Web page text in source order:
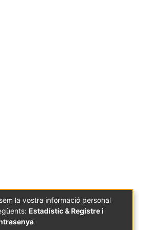
la vostra informació personal
Estadístic & Registre i